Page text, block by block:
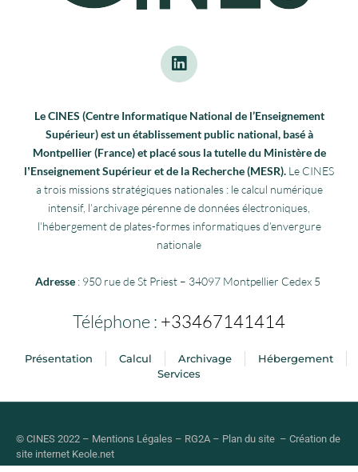
Le CINES (Centre Informatique National de l’Enseignement
Supérieur) est un établissement public national, basé à
Montpellier (France) et placé sous la tutelle du Ministère de
lʼEnseignement Supérieur et de la Recherche (MESR). Le CINES
a trois missions stratégiques nationales : le calcul numérique
intensif, l’archivage pérenne de données électroniques,
l’hébergement de plates-formes informatiques d’envergure
nationale
Adresse : 950 rue de St Priest – 34097 Montpellier Cedex 5
Téléphone : +33467141414
Présentation Calcul Archivage
Hébergement
Services
© CINES 2022 – Mentions Légales – RG2A – Plan du site – Création de
site internet Keole.net